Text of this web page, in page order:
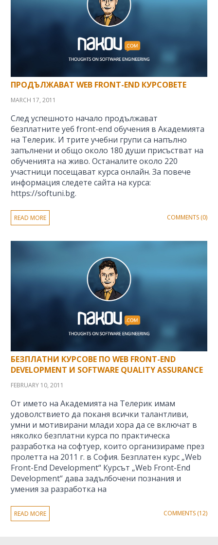
ПРОДЪЛЖАВАТ WEB FRONT-END КУРСОВЕТЕ
MARCH 17, 2011
След успешното начало продължават
безплатните уеб front-end обучения в Академията
на Телерик. И трите учебни групи са напълно
запълнени и общо около 180 души присъстват на
обученията на живо. Останалите около 220
участници посещават курса онлайн. За повече
информация следете сайта на курса:
https://softuni.bg.
READ MORE COMMENTS (0)
БЕЗПЛАТНИ КУРСОВЕ ПО WEB FRONT-END
DEVELOPMENT И SOFTWARE QUALITY ASSURANCE
FEBRUARY 10, 2011
От името на Академията на Телерик имам
удоволствието да поканя всички талантливи,
умни и мотивирани млади хора да се включат в
няколко безплатни курса по практическа
разработка на софтуер, които организираме през
пролетта на 2011 г. в София. Безплатен курс „Web
Front-End Development“ Курсът „Web Front-End
Development“ дава задълбочени познания и
умения за разработка на
READ MORE COMMENTS (12)